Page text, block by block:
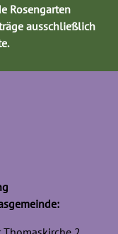
Rosengarten
ausschließlich